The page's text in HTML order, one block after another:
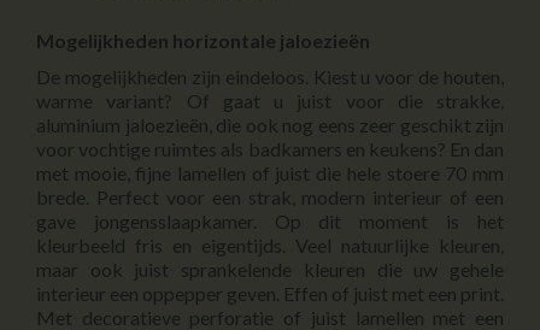
Mogelijkheden horizontale jaloezieën
De mogelijkheden zijn eindeloos. Kiest u voor de houten,
warme variant? Of gaat u juist voor die strakke,
aluminium jaloezieën, die ook nog eens zeer geschikt zijn
voor vochtige ruimtes als badkamers en keukens? En dan
met mooie, fijne lamellen of juist die hele stoere 70 mm
brede. Perfect voor een strak, modern interieur of een
gave jongensslaapkamer. Op dit moment is het
kleurbeeld fris en eigentijds. Veel natuurlijke kleuren,
maar ook juist sprankelende kleuren die uw gehele
interieur een oppepper geven. Effen of juist met een print.
Met decoratieve perforatie of juist lamellen met een